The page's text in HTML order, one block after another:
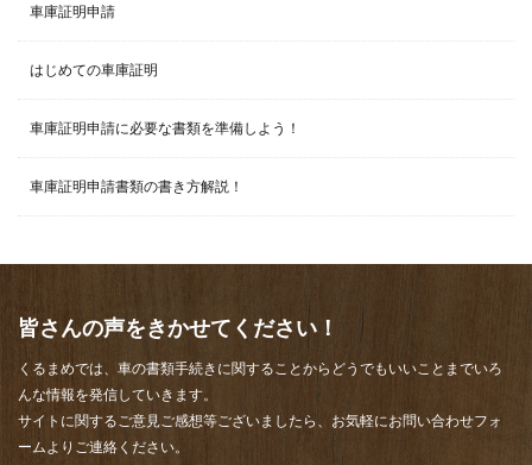
車庫証明申請
はじめての車庫証明
車庫証明申請に必要な書類を準備しよう！
車庫証明申請書類の書き方解説！
皆さんの声をきかせてください！
くるまめでは、車の書類手続きに関することからどうでもいいことまでいろ
んな情報を発信していきます。
サイトに関するご意見ご感想等ございましたら、お気軽にお問い合わせフォ
ームよりご連絡ください。